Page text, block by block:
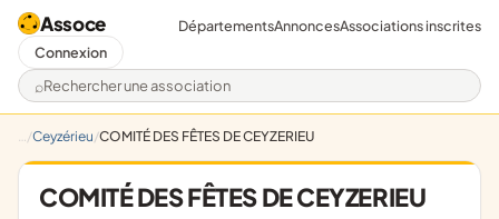
Assoce
Rechercher une association
DépartementsAnnoncesAssociations inscrites
Connexion
Ceyzérieu COMITÉ DES FÊTES DE CEYZERIEU
COMITÉ DES FÊTES DE CEYZERIEU